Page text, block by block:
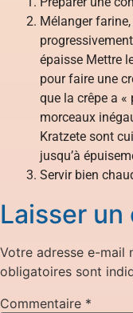
Mélanger
épaisse Mettre
pour faire une
que la crêpe a «
morceaux
Kratzete sont
jusqu’à
Servir bien
Laisser
Votre adresse e-mail
obligatoires sont
Commentaire *